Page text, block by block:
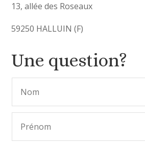
13, allée des Roseaux
59250 HALLUIN (F)
Une question?